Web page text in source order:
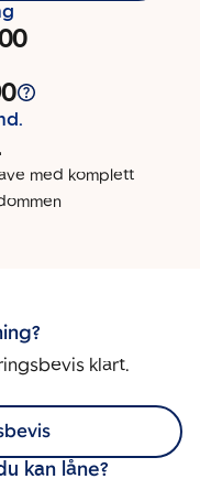
med komplett
klart.
kan låne?